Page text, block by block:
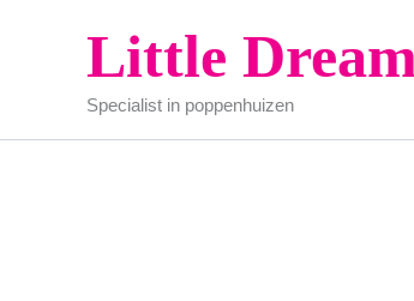
Little
Specialist in poppenhuizen